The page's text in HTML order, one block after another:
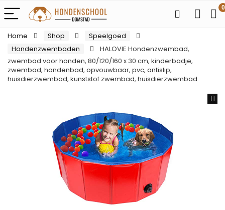
0
Home Shop
Speelgoed
Hondenzwembaden
HALOVIE Hondenzwembad,
zwembad voor honden, 80/120/160 x 30 cm, kinderbadje,
zwembad, hondenbad, opvouwbaar, pvc, antislip,
huisdierzwembad, kunststof zwembad, huisdierzwembad